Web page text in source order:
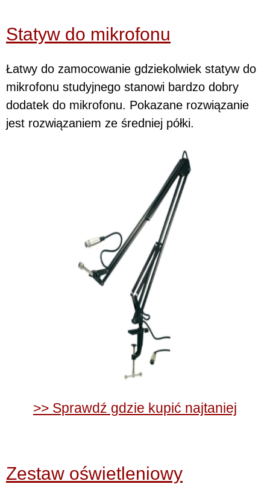
Statyw do mikrofonu
Łatwy do zamocowanie gdziekolwiek statyw do
mikrofonu studyjnego stanowi bardzo dobry
dodatek do mikrofonu. Pokazane rozwiązanie
jest rozwiązaniem ze średniej półki.
>> Sprawdź gdzie kupić najtaniej
Zestaw oświetleniowy